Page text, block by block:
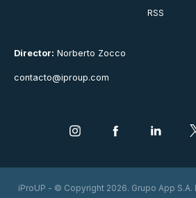
Director: Norberto Zocco
contacto@iproup.com
RSS
iProUP - © Copyright 2026. Grupo App S.A.